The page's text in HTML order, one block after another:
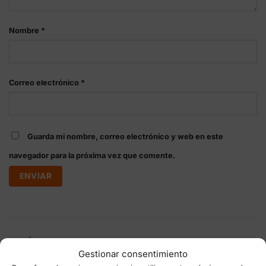
Gestionar consentimiento
Nombre *
Correo electrónico *
Guarda mi nombre, correo electrónico y web en este
navegador para la próxima vez que comente.
ENVÍOS, DEVOLUCIONES Y PAGOS